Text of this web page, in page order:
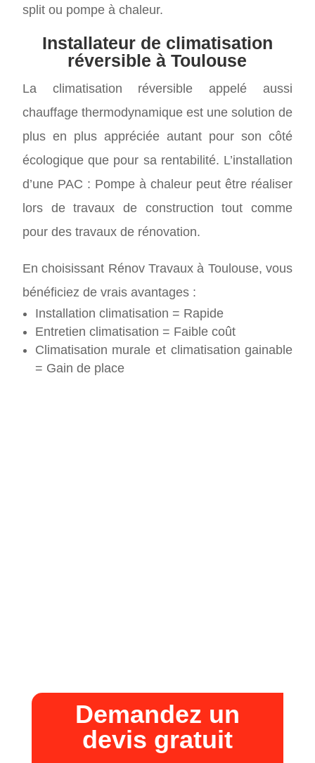
split ou pompe à chaleur.
Installateur de climatisation
réversible à Toulouse
La climatisation réversible appelé aussi
chauffage thermodynamique est une solution de
plus en plus appréciée autant pour son côté
écologique que pour sa rentabilité. L’installation
d’une PAC : Pompe à chaleur peut être réaliser
lors de travaux de construction tout comme
pour des travaux de rénovation.
En choisissant Rénov Travaux à Toulouse, vous
bénéficiez de vrais avantages :
Installation climatisation = Rapide
Entretien climatisation = Faible coût
Climatisation murale et climatisation gainable
= Gain de place
Demandez un
devis gratuit